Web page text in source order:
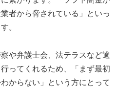
者から脅されている」といっ
。
や弁護士会、法テラスなど適
ってくれるため、「まず最初
からない」という方にとって